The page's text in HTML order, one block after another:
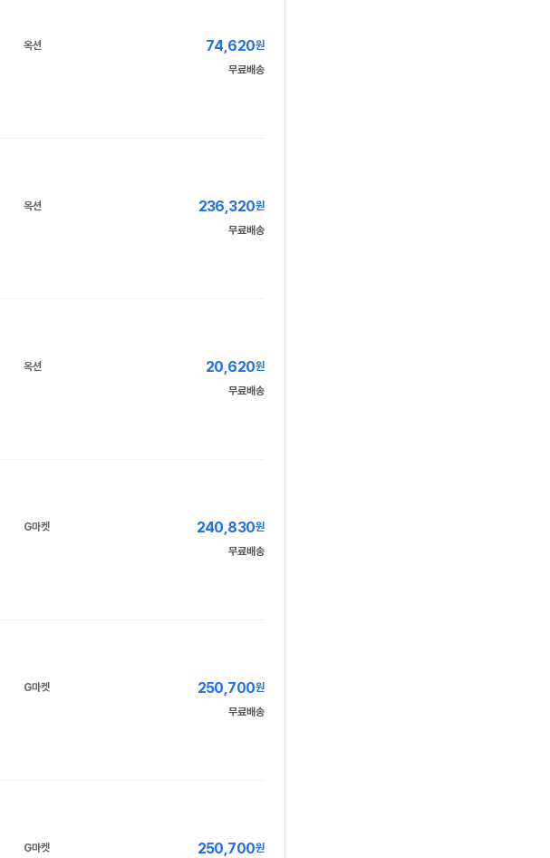
옥션 74,620원
무료배송
옥션 236,320원
무료배송
옥션 20,620원
무료배송
G마켓 240,830원
무료배송
G마켓 250,700원
무료배송
G마켓 250,700원